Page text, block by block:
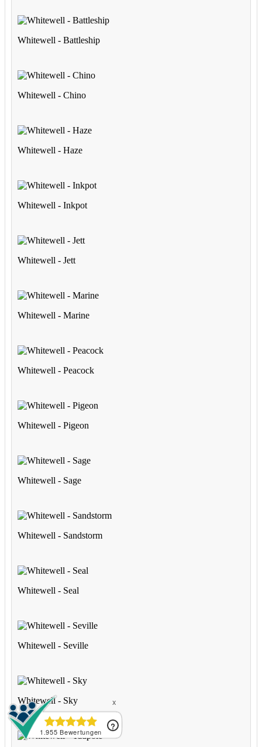
Whitewell - Battleship
Whitewell - Chino
Whitewell - Haze
Whitewell - Inkpot
Whitewell - Jett
Whitewell - Marine
Whitewell - Peacock
Whitewell - Pigeon
Whitewell - Sage
Whitewell - Sandstorm
Whitewell - Seal
Whitewell - Seville
Whitewell - Sky